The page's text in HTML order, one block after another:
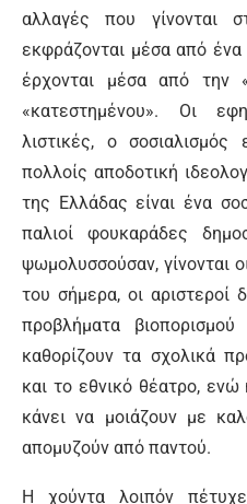
αλλαγές που
εκφράζονται μέσα από ένα
έρχονται μέσα από την
«κατεστημένου». Οι
λιστικές, ο
πολλοίς αποδοτική
της Ελλάδας είναι ένα
παλιοί φουκαράδες
ψωμολυσσούσαν, γίνονται
του σήμερα, οι αριστεροί
προβλήματα
καθορίζουν τα σχολικά
και το εθνικό θέατρο,
κάνει να μοιάζουν με
απομυζούν από παντού.
Η χούντα λοιπόν